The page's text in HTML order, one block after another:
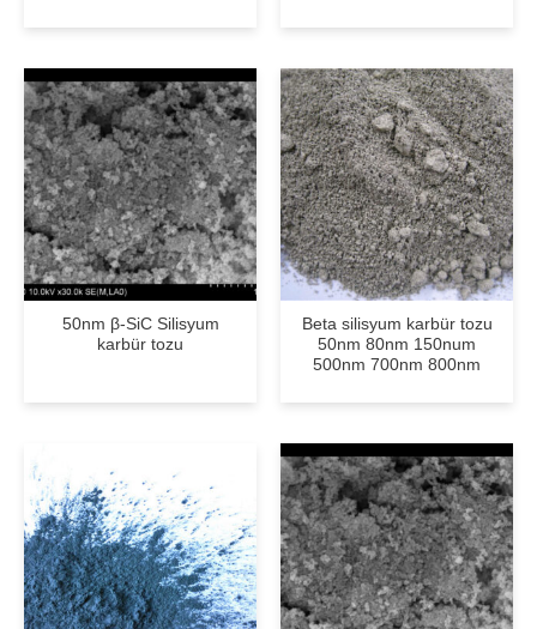
50nm β-SiC Silisyum
karbür tozu
Beta silisyum karbür tozu
50nm 80nm 150num
500nm 700nm 800nm